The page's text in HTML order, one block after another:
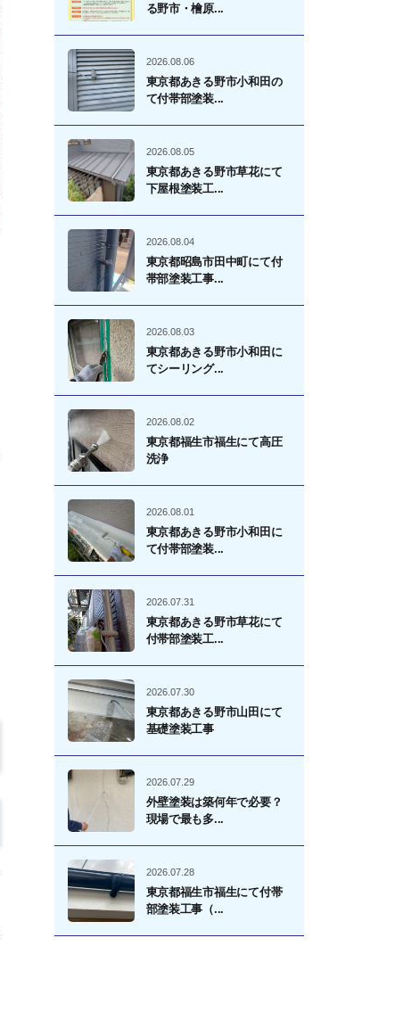
る野市・檜原...
2026.08.06
東京都あきる野市小和田の
て付帯部塗装...
2026.08.05
東京都あきる野市草花にて
下屋根塗装工...
2026.08.04
東京都昭島市田中町にて付
帯部塗装工事...
2026.08.03
東京都あきる野市小和田に
てシーリング...
2026.08.02
東京都福生市福生にて高圧
洗浄
2026.08.01
東京都あきる野市小和田に
て付帯部塗装...
2026.07.31
東京都あきる野市草花にて
付帯部塗装工...
2026.07.30
東京都あきる野市山田にて
基礎塗装工事
2026.07.29
外壁塗装は築何年で必要？
現場で最も多...
2026.07.28
東京都福生市福生にて付帯
部塗装工事（...